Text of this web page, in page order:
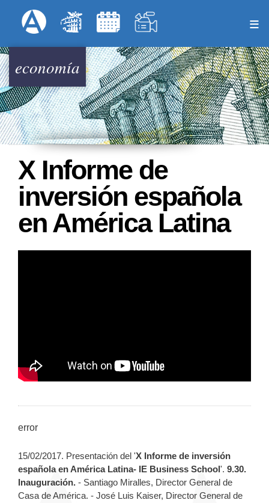
al
principal
Menú Superior
economía
X Informe de
inversión española
en América Latina
error
15/02/2017. Presentación del 'X Informe de inversión
española en América Latina- IE Business School'. 9.30.
Inauguración. - Santiago Miralles, Director General de
Casa de América. - José Luis Kaiser, Director General de